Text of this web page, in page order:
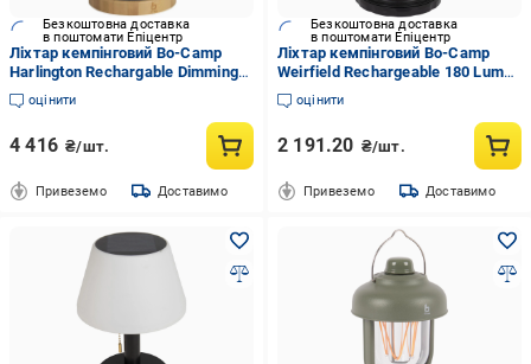
Безкоштовна доставка
в поштомати Епіцентр
Ліхтар кемпінговий Bo-Camp
Harlington Rechargable Dimming
370 Lumen Bamboo-Grey
(5818921)
оцінити
4 416 ₴/шт.
Привеземо Доставимо
Безкоштовна доставка
в поштомати Епіцентр
Ліхтар кемпінговий Bo-Camp
Weirfield Rechargeable 180 Lumen
Black
оцінити
2 191.20 ₴/шт.
Привеземо Доставимо